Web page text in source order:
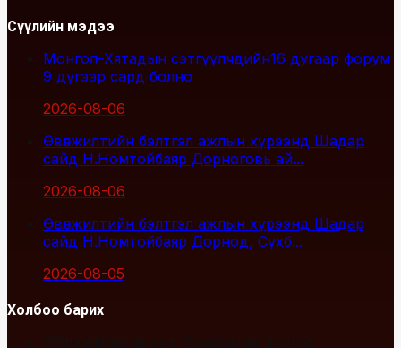
Сүүлийн мэдээ
Монгол-Хятадын сэтгүүлчдийн16 дугаар форум
9 дүгээр сард болно
2026-08-06
Өвөлжилтийн бэлтгэл ажлын хүрээнд Шадар
сайд Н.Номтойбаяр Дорноговь ай...
2026-08-06
Өвөлжилтийн бэлтгэл ажлын хүрээнд Шадар
сайд Н.Номтойбаяр Дорнод, Сүхб...
2026-08-05
Холбоо барих